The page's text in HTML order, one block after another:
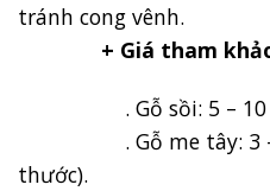
tránh cong vênh.
+ Giá tham
. Gỗ sồi: 5 – 10
. Gỗ me tây: 3 – 8
thước).